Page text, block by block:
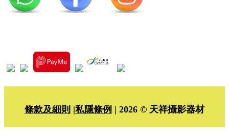
條款及細則 |私隱條例 | 2026 © 天祥攝影器材